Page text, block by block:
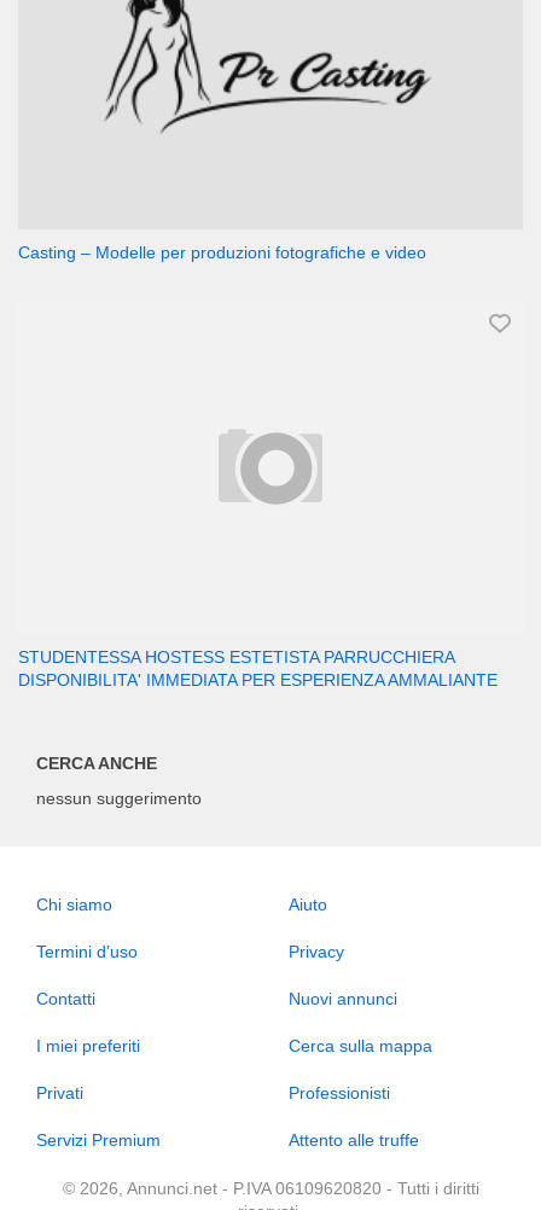
Casting – Modelle per produzioni fotografiche e video
STUDENTESSA HOSTESS ESTETISTA PARRUCCHIERA
DISPONIBILITA' IMMEDIATA PER ESPERIENZA AMMALIANTE
CERCA ANCHE
nessun suggerimento
Chi siamo Aiuto
Termini d’uso Privacy
Contatti Nuovi annunci
I miei preferiti Cerca sulla mappa
Privati Professionisti
Servizi Premium Attento alle truffe
© 2026, Annunci.net - P.IVA 06109620820 - Tutti i diritti